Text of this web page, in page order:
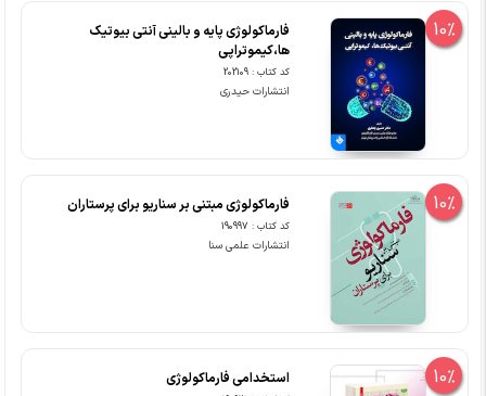
10%
فارماکولوژی پایه و بالینی آنتی بیوتیک
ها،کیموتراپی
کد کتاب : 202109
انتشارات حیدری
10% فارماکولوژی مبتنی بر سناریو برای پرستاران
کد کتاب : 190997
انتشارات علمی سنا
10% استخدامی فارماکولوژی